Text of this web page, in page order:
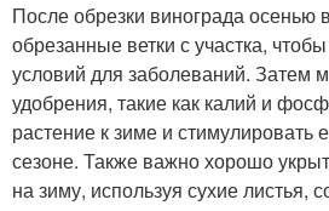
После обрезки винограда осенью
обрезанные ветки с участка,
условий для заболеваний. Затем
удобрения, такие как калий и
растение к зиме и стимулировать
сезоне. Также важно хорошо
на зиму, используя сухие листья,